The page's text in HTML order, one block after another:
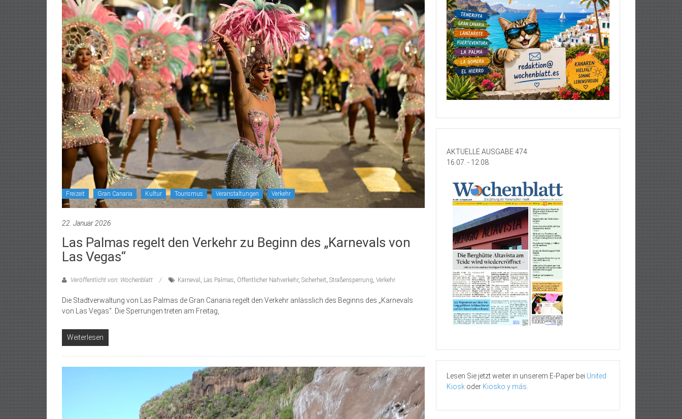
Freizeit Gran Canaria Kultur Tourismus Veranstaltungen Verkehr
22. Januar 2026
Las Palmas regelt den Verkehr zu Beginn des „Karnevals von
Las Vegas“
Veröffentlicht von: Wochenblatt Karneval , Las Palmas, Öffentlicher Nahverkehr, Sicherheit, Straßensperrung, Verkehr
Die Stadtverwaltung von Las Palmas de Gran Canaria regelt den Verkehr anlässlich des Beginns des „Karnevals
von Las Vegas“. Die Sperrungen treten am Freitag,
Weiterlesen
AKTUELLE AUSGABE 474
16.07. - 12.08.
Lesen Sie jetzt weiter in unserem E-Paper bei United
Kiosk oder Kiosko y más